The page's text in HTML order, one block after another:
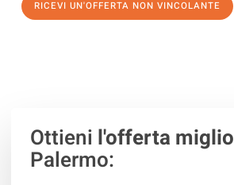
RICEVI UN'OFFERTA NON VINCOLANTE
Ottieni l'offerta
Palermo: